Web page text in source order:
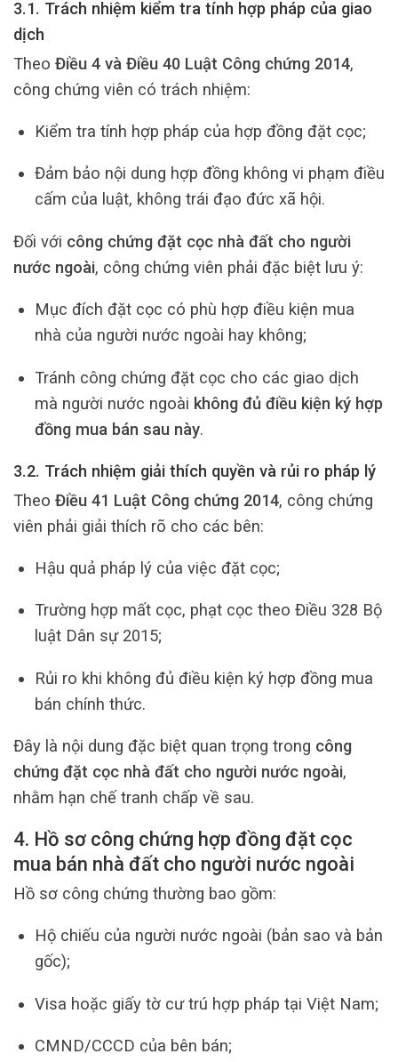
3.1. Trách nhiệm kiểm tra tính hợp pháp của giao
dịch
Theo Điều 4 và Điều 40 Luật Công chứng 2014,
công chứng viên có trách nhiệm:
Kiểm tra tính hợp pháp của hợp đồng đặt cọc;
Đảm bảo nội dung hợp đồng không vi phạm điều
cấm của luật, không trái đạo đức xã hội.
Đối với công chứng đặt cọc nhà đất cho người
nước ngoài, công chứng viên phải đặc biệt lưu ý:
Mục đích đặt cọc có phù hợp điều kiện mua
nhà của người nước ngoài hay không;
Tránh công chứng đặt cọc cho các giao dịch
mà người nước ngoài không đủ điều kiện ký hợp
đồng mua bán sau này.
3.2. Trách nhiệm giải thích quyền và rủi ro pháp lý
Theo Điều 41 Luật Công chứng 2014, công chứng
viên phải giải thích rõ cho các bên:
Hậu quả pháp lý của việc đặt cọc;
Trường hợp mất cọc, phạt cọc theo Điều 328 Bộ
luật Dân sự 2015;
Rủi ro khi không đủ điều kiện ký hợp đồng mua
bán chính thức.
Đây là nội dung đặc biệt quan trọng trong công
chứng đặt cọc nhà đất cho người nước ngoài,
nhằm hạn chế tranh chấp về sau.
4. Hồ sơ công chứng hợp đồng đặt cọc
mua bán nhà đất cho người nước ngoài
Hồ sơ công chứng thường bao gồm:
Hộ chiếu của người nước ngoài (bản sao và bản
gốc);
Visa hoặc giấy tờ cư trú hợp pháp tại Việt Nam;
CMND/CCCD của bên bán;